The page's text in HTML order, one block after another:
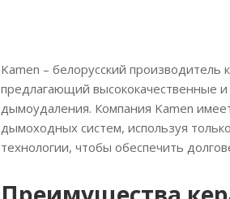
Kamen – белорусский
предлагающий высококачественные
дымоудаления. Компания Kamen
дымоходных систем, используя
технологии, чтобы обеспечить